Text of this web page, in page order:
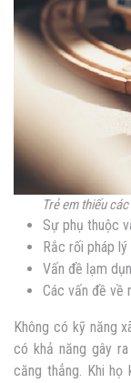
Trẻ em thiếu
Sự phụ thuộc
Rắc rối pháp lý
Vấn đề lạm
Các vấn đề về
Không có kỹ năng
có khả năng gây
căng thẳng. Khi họ